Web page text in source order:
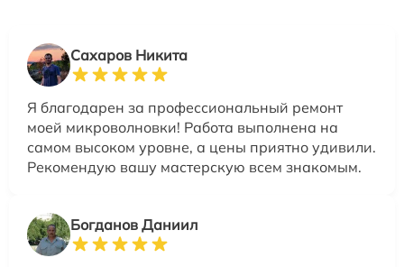
Сахаров Никита
Я благодарен за профессиональный ремонт
моей микроволновки! Работа выполнена на
самом высоком уровне, а цены приятно удивили.
Рекомендую вашу мастерскую всем знакомым.
Богданов Даниил